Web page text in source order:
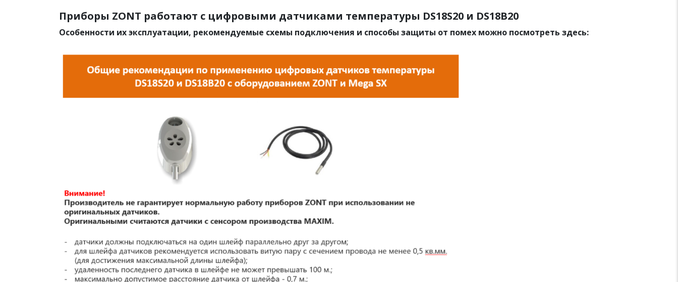
Приборы ZONT работают с цифровыми датчиками температуры DS18S20 и DS18B20
Особенности их эксплуатации, рекомендуемые схемы подключения и способы защиты от помех можно посмотреть здесь: